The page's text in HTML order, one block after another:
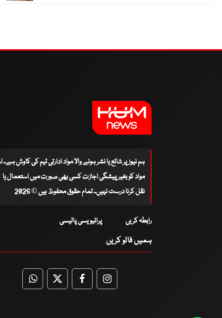
ہم نیوز پر شائع یا نشر ہونے والا مواد ادارتی ٹیم کی کاوش
مواد کو بغیر پیشگی اجازت کسی بھی صورت میں استعمال یا
نقل کرنا درست نہیں۔ تمام حقوق محفوظ ہیں © 2026
رابطہ کریں پرائیویسی پالیسی
ہمیں فالو کریں
WhatsApp
TwitterFacebookFacebook